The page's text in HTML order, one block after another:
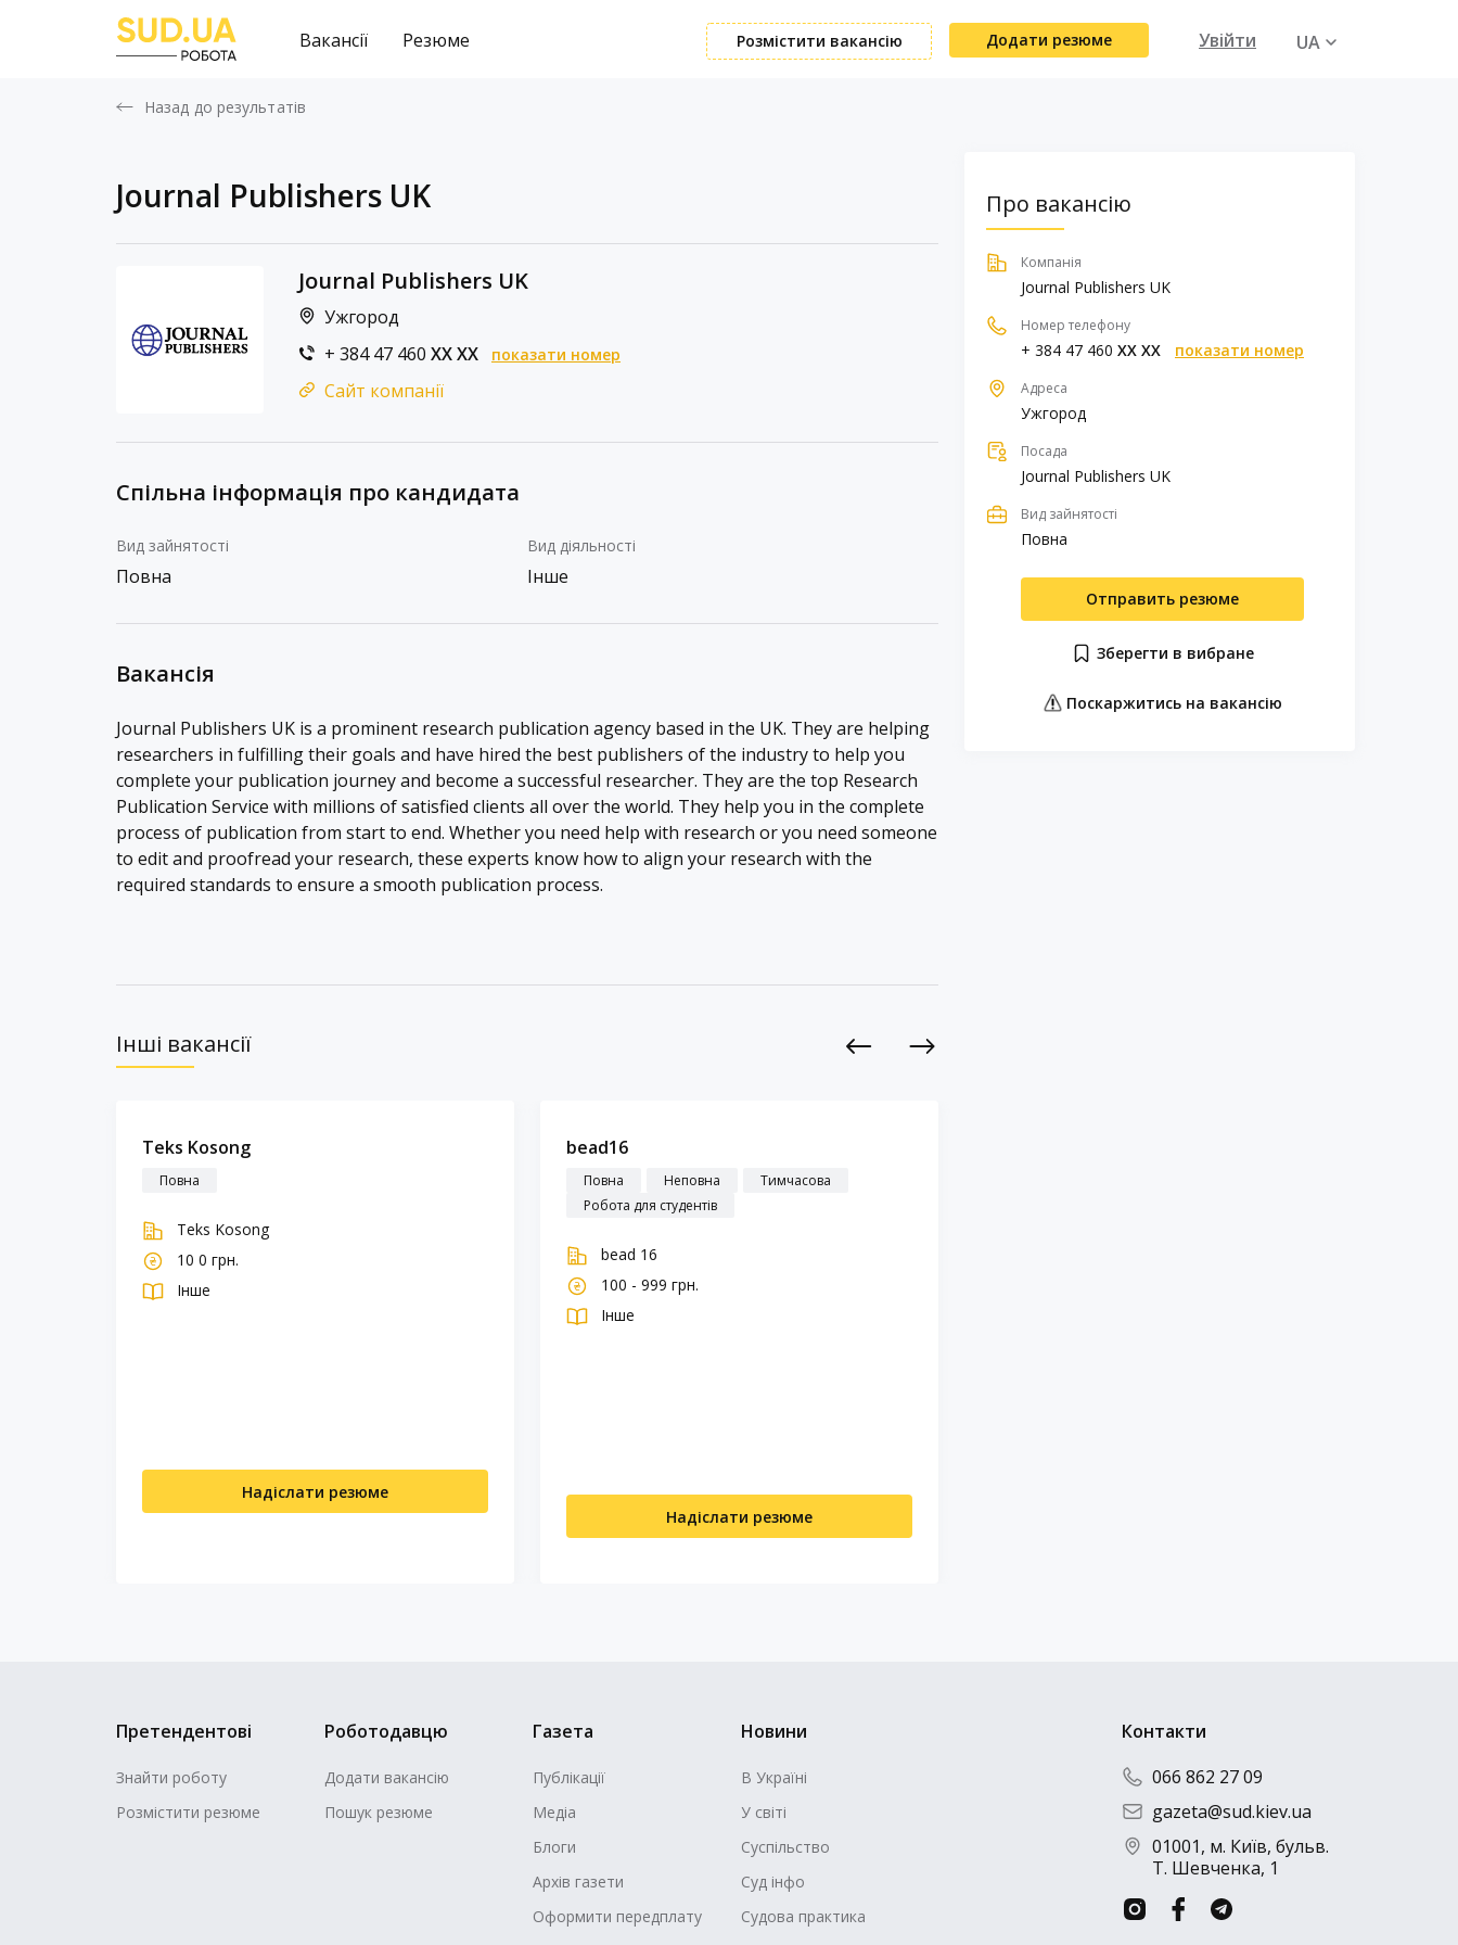
Вакансії Резюме Розмістити вакансію Додати резюме
Увійти
UA
Назад до результатів
Journal Publishers UK
Journal Publishers UK
Ужгород
+ 384 47 460 XX XX показати номер
Сайт компанії
Спільна інформація про кандидата
Вид зайнятості
Повна
Вид діяльності
Інше
Вакансія
Journal Publishers UK is a prominent research publication agency based in the UK. They are helping
researchers in fulfilling their goals and have hired the best publishers of the industry to help you
complete your publication journey and become a successful researcher. They are the top Research
Publication Service with millions of satisfied clients all over the world. They help you in the complete
process of publication from start to end. Whether you need help with research or you need someone
to edit and proofread your research, these experts know how to align your research with the
required standards to ensure a smooth publication process.
Про вакансію
Компанія
Journal Publishers UK
Номер телефону
+ 384 47 460 XX XX показати номер
Адреса
Ужгород
Посада
Journal Publishers UK
Вид зайнятості
Повна
Отправить резюме
Зберегти в вибране
Поскаржитись на вакансію
Інші вакансії
Teks Kosong
Повна
Teks Kosong
10 0 грн.
Інше
Надіслати резюме
bead16
Повна Неповна
Тимчасова
Робота для студентів
bead 16
100 - 999 грн.
Інше
Надіслати резюме
Претендентові
Знайти роботу
Розмістити резюме
Роботодавцю
Додати вакансію
Пошук резюме
Газета
Публікації
Медіа
Блоги
Архів газети
Оформити передплату
Новини
В Україні
У світі
Суспільство
Суд інфо
Судова практика
Контакти
066 862 27 09
gazeta@sud.kiev.ua
01001, м. Київ, бульв.
Т. Шевченка, 1